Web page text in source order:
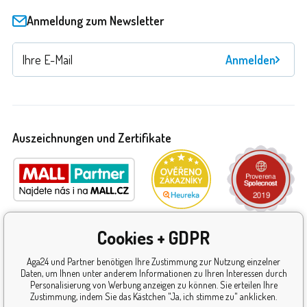
Anmeldung zum Newsletter
Anmelden
Auszeichnungen und Zertifikate
Cookies + GDPR
Aga24 und Partner benötigen Ihre Zustimmung zur Nutzung einzelner
Daten, um Ihnen unter anderem Informationen zu Ihren Interessen durch
Personalisierung von Werbung anzeigen zu können. Sie erteilen Ihre
Zustimmung, indem Sie das Kästchen "Ja, ich stimme zu" anklicken.